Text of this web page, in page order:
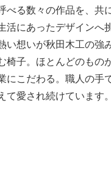
べる数々の作品を、共
活にあったデザインへ
想いが秋田木工の強み
椅子。ほとんどのもの
にこだわる。職人の手
愛され続けています。